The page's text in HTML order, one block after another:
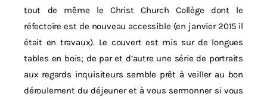
tout de même le Christ Church Collège dont le
réfectoire est de nouveau accessible (en janvier 2015 il
était en travaux). Le couvert est mis sur de longues
tables en bois; de par et d’autre une série de portraits
aux regards inquisiteurs semble prêt à veiller au bon
déroulement du déjeuner et à vous sermonner si vous